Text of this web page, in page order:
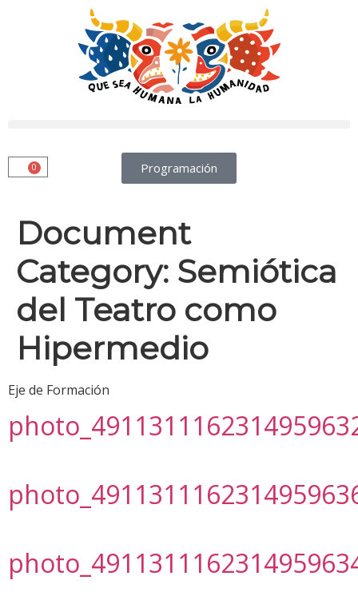
Programación
0
Document
Category: Semiótica
del Teatro como
Hipermedio
Eje de Formación